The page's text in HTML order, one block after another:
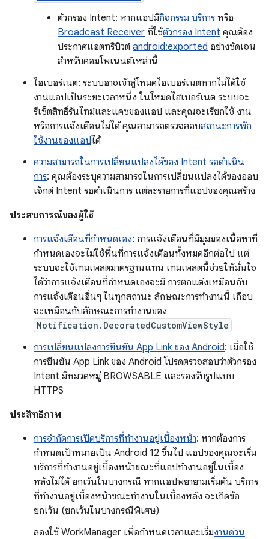
ตัวกรอง Intent: หากแอปมีกิจกรรม บริการ หรือ
Broadcast Receiver ที่ใช้ตัวกรอง Intent คุณต้อง
ประกาศแอตทริบิวต์android:exported อย่างชัดเจน
สำหรับคอมโพเนนต์เหล่านี้
ไฮเบอร์เนต: ระบบอาจเข้าสู่โหมดไฮเบอร์เนตหากไม่ได้ใช้
งานแอปเป็นระยะเวลาหนึ่ง ในโหมดไฮเบอร์เนต ระบบจะ
รีเซ็ตสิทธิ์รันไทม์และแคชของแอป และคุณจะเรียกใช้ งาน
หรือการแจ้งเตือนไม่ได้ คุณสามารถตรวจสอบสถานะการพัก
ใช้งานของแอปได้
ความสามารถในการเปลี่ยนแปลงได้ของ Intent รอดำเนิน
การ: คุณต้องระบุความสามารถในการเปลี่ยนแปลงได้ของออบ
เจ็กต์ Intent รอดำเนินการ แต่ละรายการที่แอปของคุณสร้าง
ประสบการณ์ของผู้ใช้
การแจ้งเตือนที่กำหนดเอง: การแจ้งเตือนที่มีมุมมองเนื้อหาที่
กำหนดเองจะไม่ใช้พื้นที่การแจ้งเตือนทั้งหมดอีกต่อไป แต่
ระบบจะใช้เทมเพลตมาตรฐานแทน เทมเพลตนี้ช่วยให้มั่นใจ
ได้ว่าการแจ้งเตือนที่กำหนดเองจะมี การตกแต่งเหมือนกับ
การแจ้งเตือนอื่นๆ ในทุกสถานะ ลักษณะการทำงานนี้ เกือบ
จะเหมือนกับลักษณะการทำงานของ
Notification.DecoratedCustomViewStyle
การเปลี่ยนแปลงการยืนยัน App Link ของ Android: เมื่อใช้
การยืนยัน App Link ของ Android โปรดตรวจสอบว่าตัวกรอง
Intent มีหมวดหมู่ BROWSABLE และรองรับรูปแบบ
HTTPS
ประสิทธิภาพ
การจำกัดการเปิดบริการที่ทำงานอยู่เบื้องหน้า: หากต้องการ
กำหนดเป้าหมายเป็น Android 12 ขึ้นไป แอปของคุณจะเริ่ม
บริการที่ทำงานอยู่เบื้องหน้าขณะที่แอปทำงานอยู่ในเบื้อง
หลังไม่ได้ ยกเว้นในบางกรณี หากแอปพยายามเริ่มต้น บริการ
ที่ทำงานอยู่เบื้องหน้าขณะทำงานในเบื้องหลัง จะเกิดข้อ
ยกเว้น (ยกเว้นในบางกรณีพิเศษ)
ลองใช้ WorkManager เพื่อกำหนดเวลาและเริ่มงานด่วน